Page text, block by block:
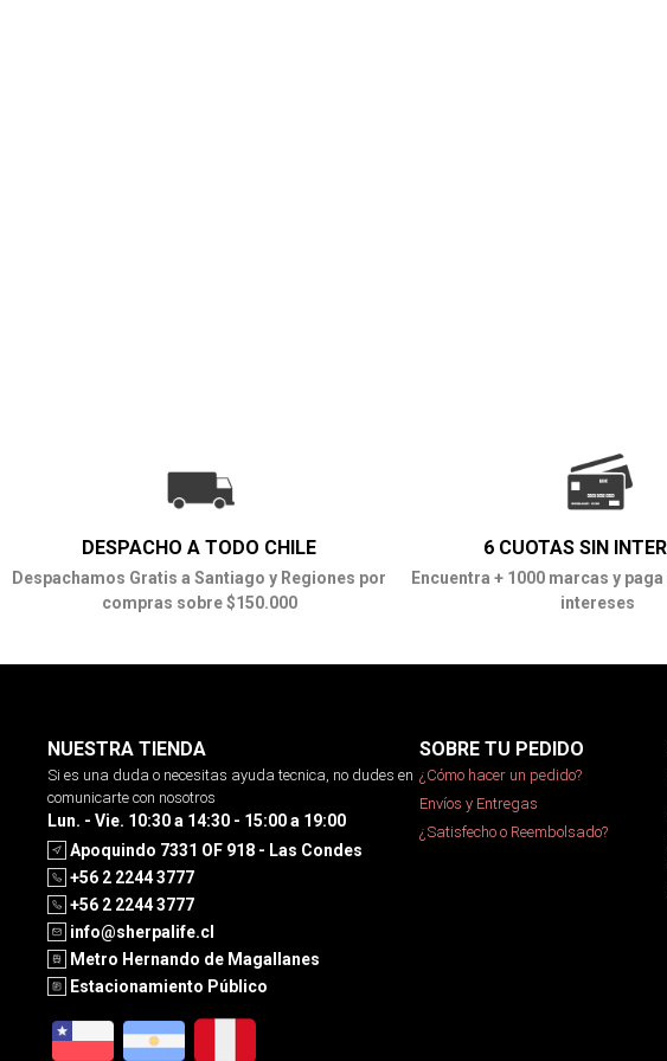
DESPACHO A TODO CHILE
Despachamos Gratis a Santiago y Regiones por
compras sobre $150.000
6 CUOTAS SIN
Encuentra + 1000 marcas y
intereses
NUESTRA TIENDA
Si es una duda o necesitas ayuda tecnica, no dudes en
comunicarte con nosotros
Lun. - Vie. 10:30 a 14:30 - 15:00 a 19:00
Apoquindo 7331 OF 918 - Las Condes
+56 2 2244 3777
+56 2 2244 3777
info@sherpalife.cl
Metro Hernando de Magallanes
Estacionamiento Público
SOBRE TU PEDIDO
¿Cómo hacer un pedido?
Envíos y Entregas
¿Satisfecho o Reembolsado?